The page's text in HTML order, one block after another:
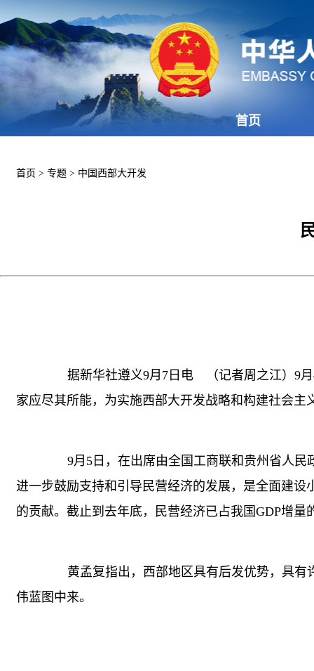
首页
首页 > 专题 > 中国西部大开发
据新华社遵义9月7日电 （记者周之江）9月4
家应尽其所能，为实施西部大开发战略和构建社会主
9月5日，在出席由全国工商联和贵州省人民
进一步鼓励支持和引导民营经济的发展，是全面建
的贡献。截止到去年底，民营经济已占我国GDP增
黄孟复指出，西部地区具有后发优势，具有
伟蓝图中来。